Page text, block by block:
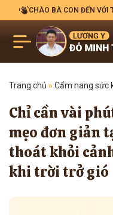
CHÀO BÀ CON ĐẾN VỚI
Trang chủ » Cẩm nang sức
Chỉ cần vài
mẹo đơn giản
thoát khỏi
khi trời trở gió